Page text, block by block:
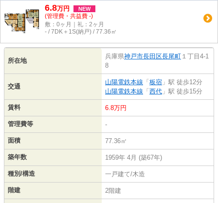
6.8万円 NEW
(管理費・共益費 -)
敷：0ヶ月｜礼：2ヶ月
- / 7DK＋1S(納戸) / 77.36㎡
所在地
兵庫県神戸市長田区長尾町 １丁目4-1
8
交通
山陽電鉄本線 「 板宿 」駅 徒歩12分
山陽電鉄本線 「 西代 」駅 徒歩15分
賃料 6.8万円
管理費等 -
面積 77.36㎡
築年数 1959年 4月 (築67年)
種別/構造 一戸建て/木造
階建 2階建